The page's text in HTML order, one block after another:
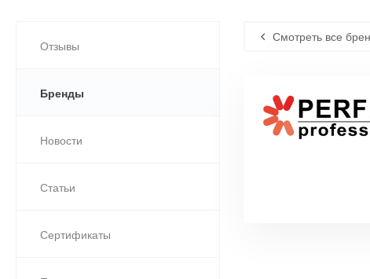
Отзывы
Бренды
Новости
Статьи
Сертификаты
Смотреть все